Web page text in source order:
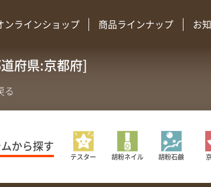
ンラインショップ 商品ラインナップ お
府県:京都府]
る
から探す
テスター 胡粉ネイル 胡粉石鹸